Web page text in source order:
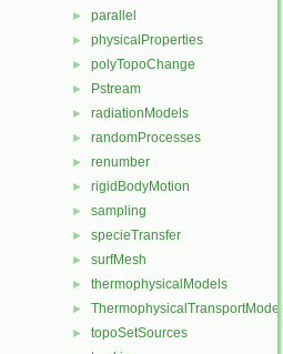
► parallel
► physicalProperties
► polyTopoChange
► Pstream
► radiationModels
► randomProcesses
► renumber
► rigidBodyMotion
► sampling
► specieTransfer
► surfMesh
► thermophysicalModels
► ThermophysicalTransportModels
► topoSetSources